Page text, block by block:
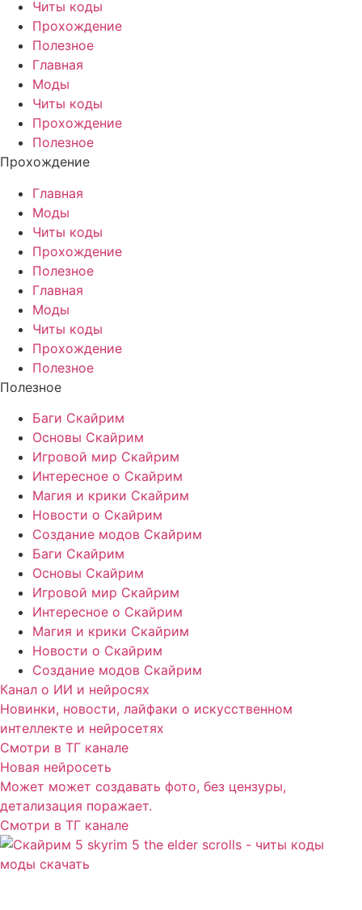
Читы коды
Прохождение
Полезное
Главная
Моды
Читы коды
Прохождение
Полезное
Прохождение
Главная
Моды
Читы коды
Прохождение
Полезное
Главная
Моды
Читы коды
Прохождение
Полезное
Полезное
Баги Скайрим
Основы Скайрим
Игровой мир Скайрим
Интересное о Скайрим
Магия и крики Скайрим
Новости о Скайрим
Создание модов Скайрим
Баги Скайрим
Основы Скайрим
Игровой мир Скайрим
Интересное о Скайрим
Магия и крики Скайрим
Новости о Скайрим
Создание модов Скайрим
Канал о ИИ и нейросях
Новинки, новости, лайфаки о искусственном
интеллекте и нейросетях
Смотри в ТГ канале
Новая нейросеть
Может может создавать фото, без цензуры,
детализация поражает.
Смотри в ТГ канале